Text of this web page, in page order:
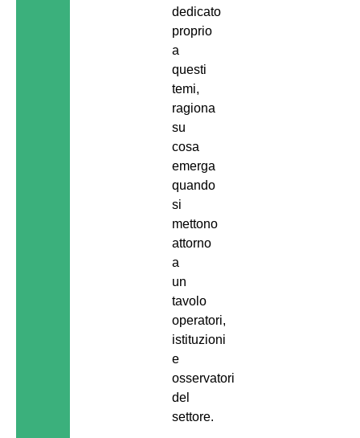
dedicato
proprio
a
questi
temi,
ragiona
su
cosa
emerga
quando
si
mettono
attorno
a
un
tavolo
operatori,
istituzioni
e
osservatori
del
settore.